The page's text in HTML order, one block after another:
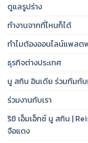
ดูแลรูปร่าง
ทำงานจากที่ไหนก็ได้
ทำไมต้องออนไลน์แพลต
ธุรกิจต่างประเทศ
นู สกิน อินเดีย ร่วมทีมกับ
ร่วมงานกับเรา
ริชิ เอ็มเอ็กซ์ นู สกิน |
จือแดง